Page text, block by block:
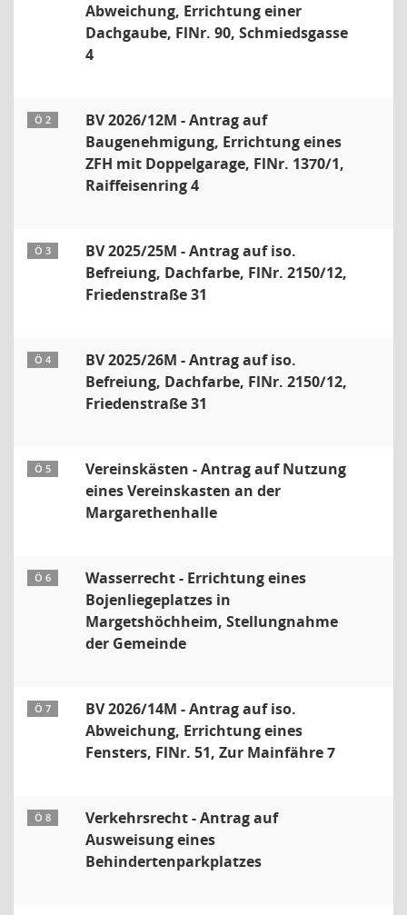
Abweichung, Errichtung einer
Dachgaube, FlNr. 90, Schmiedsgasse
4
Ö 2
BV 2026/12M - Antrag auf
Baugenehmigung, Errichtung eines
ZFH mit Doppelgarage, FlNr. 1370/1,
Raiffeisenring 4
Ö 3
BV 2025/25M - Antrag auf iso.
Befreiung, Dachfarbe, FlNr. 2150/12,
Friedenstraße 31
Ö 4
BV 2025/26M - Antrag auf iso.
Befreiung, Dachfarbe, FlNr. 2150/12,
Friedenstraße 31
Ö 5
Vereinskästen - Antrag auf Nutzung
eines Vereinskasten an der
Margarethenhalle
Ö 6
Wasserrecht - Errichtung eines
Bojenliegeplatzes in
Margetshöchheim, Stellungnahme
der Gemeinde
Ö 7
BV 2026/14M - Antrag auf iso.
Abweichung, Errichtung eines
Fensters, FlNr. 51, Zur Mainfähre 7
Ö 8
Verkehrsrecht - Antrag auf
Ausweisung eines
Behindertenparkplatzes